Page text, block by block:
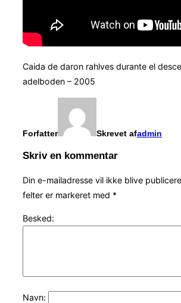
Caida de daron rahlves durante el
adelboden – 2005
Forfatter Skrevet afadmin
Skriv en kommentar
Din e-mailadresse vil ikke blive
felter er markeret med *
Besked:
Navn: